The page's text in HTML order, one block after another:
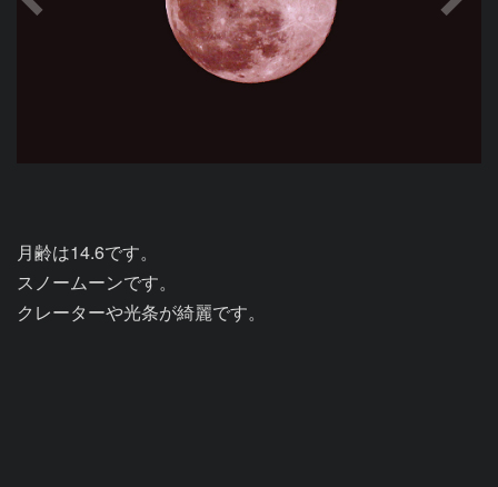
月齢は14.6です。
スノームーンです。
クレーターや光条が綺麗です。